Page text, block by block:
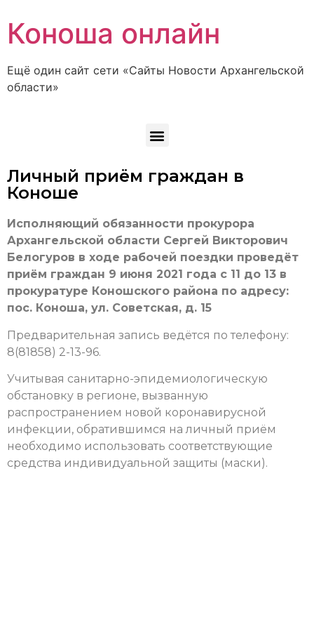
Коноша онлайн
Ещё один сайт сети «Сайты Новости Архангельской
области»
Личный приём граждан в
Коноше
Исполняющий обязанности прокурора
Архангельской области Сергей Викторович
Белогуров в ходе рабочей поездки проведёт
приём граждан 9 июня 2021 года с 11 до 13 в
прокуратуре Коношского района по адресу:
пос. Коноша, ул. Советская, д. 15
Предварительная запись ведётся по телефону:
8(81858) 2-13-96.
Учитывая санитарно-эпидемиологическую
обстановку в регионе, вызванную
распространением новой коронавирусной
инфекции, обратившимся на личный приём
необходимо использовать соответствующие
средства индивидуальной защиты (маски).